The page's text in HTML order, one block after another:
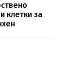
клетки за